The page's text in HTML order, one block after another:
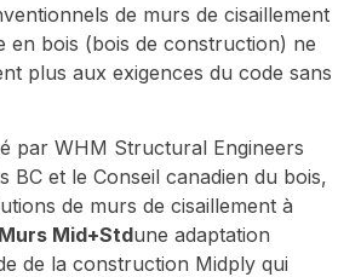
de murs de cisaillement
en bois (bois de construction) ne
plus aux exigences du code sans
par WHM Structural Engineers
BC et le Conseil canadien du bois,
de murs de cisaillement à
Murs Mid+Stdune adaptation
de la construction Midply qui